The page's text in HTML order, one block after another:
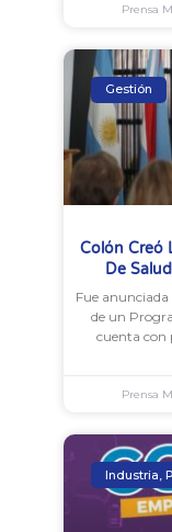
Prensa
Gestión
Colón Creó
De
Fue
de un
cuenta con
Prensa
Industria,